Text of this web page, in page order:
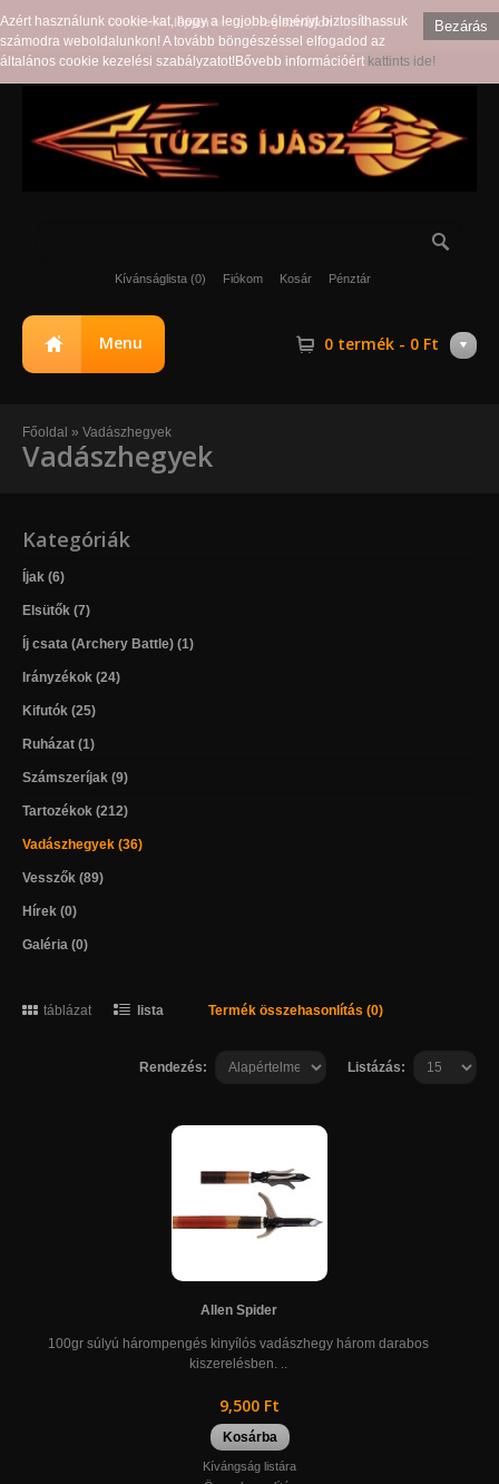
Üdvözöljük,lépjenbe vagy regisztráljonegy fiókot!
Kívánságlista (0) Fiókom Kosár Pénztár
0 termék - 0 Ft
Menu
Főoldal » Vadászhegyek
Vadászhegyek
Kategóriák
Íjak (6)
Elsütők (7)
Íj csata (Archery Battle) (1)
Irányzékok (24)
Kifutók (25)
Ruházat (1)
Számszeríjak (9)
Tartozékok (212)
Vadászhegyek (36)
Vesszők (89)
Hírek (0)
Galéria (0)
táblázat lista Termék összehasonlítás (0)
Listázás:
Rendezés:
Allen Spider
100gr súlyú hárompengés kinyílós vadászhegy három darabos
kiszerelésben. ..
9,500 Ft
Kosárba
Kívángság listára
Bezárás
Azért használunk cookie-kat, hogy a legjobb élményt biztosíthassuk
számodra weboldalunkon! A tovább böngészéssel elfogadod az
általános cookie kezelési szabályzatot!Bővebb információért kattints ide!